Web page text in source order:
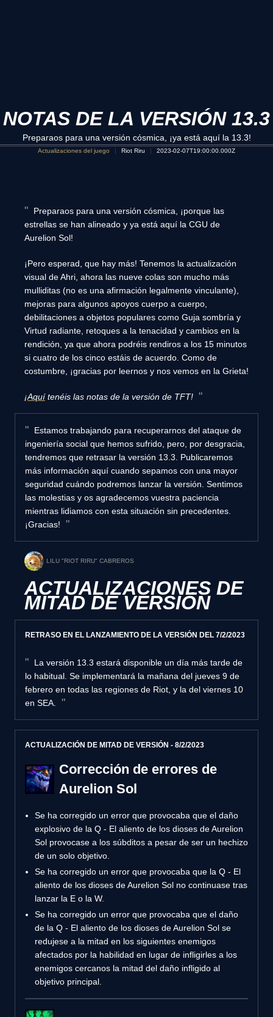
NOTAS DE LA VERSIÓN 13.3
Preparaos para una versión cósmica, ¡ya está aquí la 13.3!
Actualizaciones del juego Riot Riru 2023-02-07T19:00:00.000Z
Preparaos para una versión cósmica, ¡porque las
estrellas se han alineado y ya está aquí la CGU de
Aurelion Sol!
¡Pero esperad, que hay más! Tenemos la actualización
visual de Ahri, ahora las nueve colas son mucho más
mulliditas (no es una afirmación legalmente vinculante),
mejoras para algunos apoyos cuerpo a cuerpo,
debilitaciones a objetos populares como Guja sombría y
Virtud radiante, retoques a la tenacidad y cambios en la
rendición, ya que ahora podréis rendiros a los 15 minutos
si cuatro de los cinco estáis de acuerdo. Como de
costumbre, ¡gracias por leernos y nos vemos en la Grieta!
¡Aquítenéis las notas de la versión de TFT!
Estamos trabajando para recuperarnos del ataque de
ingeniería social que hemos sufrido, pero, por desgracia,
tendremos que retrasar la versión 13.3. Publicaremos
más información aquí cuando sepamos con una mayor
seguridad cuándo podremos lanzar la versión. Sentimos
las molestias y os agradecemos vuestra paciencia
mientras lidiamos con esta situación sin precedentes.
¡Gracias!
LILU "RIOT RIRU" CABREROS
ACTUALIZACIONES DE
MITAD DE VERSIÓN
RETRASO EN EL LANZAMIENTO DE LA VERSIÓN DEL 7/2/2023
La versión 13.3 estará disponible un día más tarde de
lo habitual. Se implementará la mañana del jueves 9 de
febrero en todas las regiones de Riot, y la del viernes 10
en SEA.
ACTUALIZACIÓN DE MITAD DE VERSIÓN - 8/2/2023
Corrección de errores de
Aurelion Sol
Se ha corregido un error que provocaba que el daño
explosivo de la Q - El aliento de los dioses de Aurelion
Sol provocase a los súbditos a pesar de ser un hechizo
de un solo objetivo.
Se ha corregido un error que provocaba que la Q - El
aliento de los dioses de Aurelion Sol no continuase tras
lanzar la E o la W.
Se ha corregido un error que provocaba que el daño
de la Q - El aliento de los dioses de Aurelion Sol se
redujese a la mitad en los siguientes enemigos
afectados por la habilidad en lugar de infligirles a los
enemigos cercanos la mitad del daño infligido al
objetivo principal.